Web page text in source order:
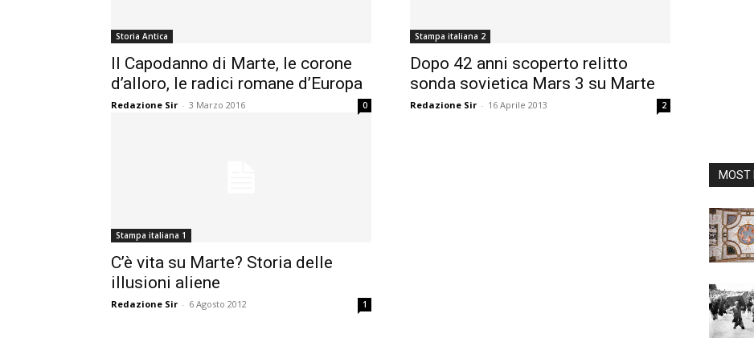
Storia Antica
Il Capodanno di Marte, le corone
d’alloro, le radici romane d’Europa
Redazione Sir - 3 Marzo 2016 0
Stampa italiana 2
Dopo 42 anni scoperto relitto
sonda sovietica Mars 3 su Marte
Redazione Sir - 16 Aprile 2013 2
Stampa italiana 1
C’è vita su Marte? Storia delle
illusioni aliene
Redazione Sir - 6 Agosto 2012 1
MOST